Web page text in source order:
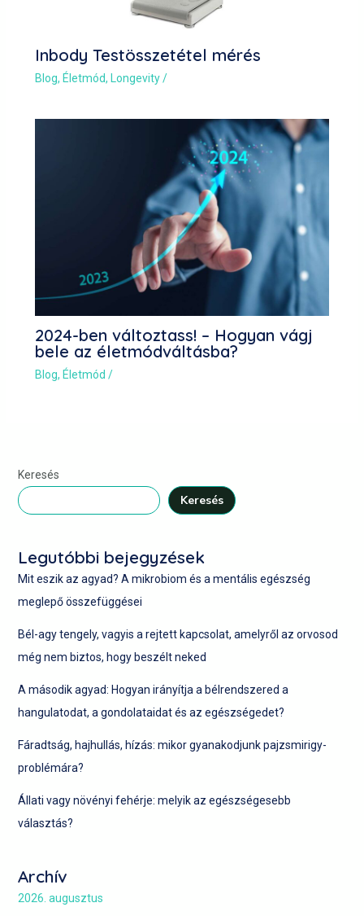
Inbody Testösszetétel mérés
Blog, Életmód, Longevity/
2024-ben változtass! – Hogyan vágj
bele az életmódváltásba?
Blog, Életmód /
Keresés
Keresés
Legutóbbi bejegyzések
Mit eszik az agyad? A mikrobiom és a mentális egészség
meglepő összefüggései
Bél-agy tengely, vagyis a rejtett kapcsolat, amelyről az orvosod
még nem biztos, hogy beszélt neked
A második agyad: Hogyan irányítja a bélrendszered a
hangulatodat, a gondolataidat és az egészségedet?
Fáradtság, hajhullás, hízás: mikor gyanakodjunk pajzsmirigy-
problémára?
Állati vagy növényi fehérje: melyik az egészségesebb
választás?
Archív
2026. augusztus